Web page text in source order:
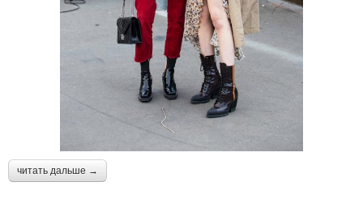
читать дальше →